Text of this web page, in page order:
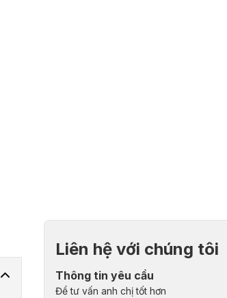
Liên hệ với chúng tôi
Thông tin yêu cầu
Để tư vấn anh chị tốt hơn